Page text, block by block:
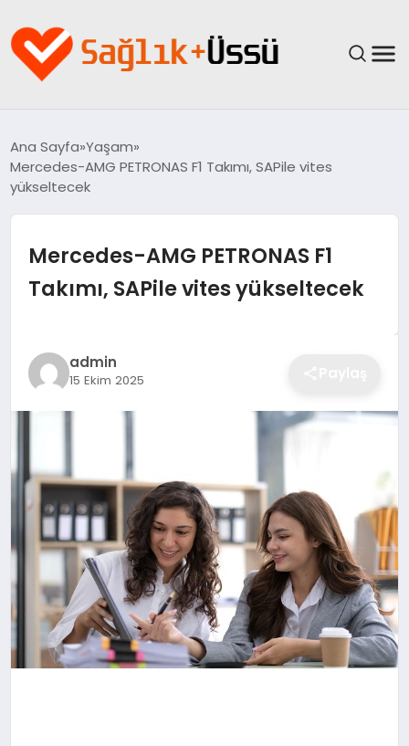
YAŞAM
BESLENME
Ana Sayfa Yaşam
Mercedes-AMG PETRONAS F1 Takımı, SAPile vites
yükseltecek
Mercedes-AMG PETRONAS F1
Takımı, SAPile vites yükseltecek
admin
15 Ekim 2025